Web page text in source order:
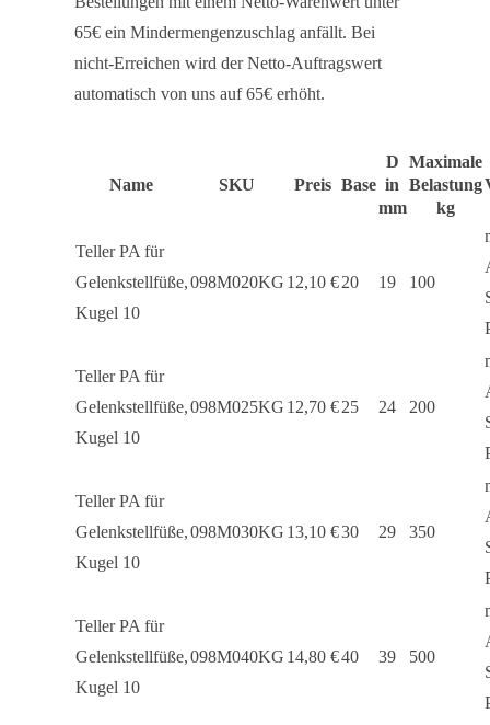
65€ ein Mindermengenzuschlag anfällt. Bei
nicht-Erreichen wird der Netto-Auftragswert
automatisch von uns auf 65€ erhöht.
Name SKU Preis Base
D
in
mm
Maximale
Belastung
kg
Teller PA für
Gelenkstellfüße,
Kugel 10
098M020KG 12,10 €20 19 100
Teller PA für
Gelenkstellfüße,
Kugel 10
098M025KG 12,70 €25 24 200
Teller PA für
Gelenkstellfüße,
Kugel 10
098M030KG 13,10 €30 29 350
Teller PA für
Gelenkstellfüße,
Kugel 10
098M040KG 14,80 €40 39 500